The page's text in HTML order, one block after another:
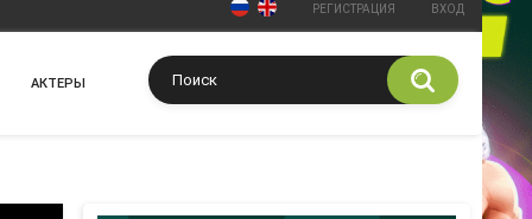
РЕГИСТРАЦИЯ ВХОД
АКТЕРЫ